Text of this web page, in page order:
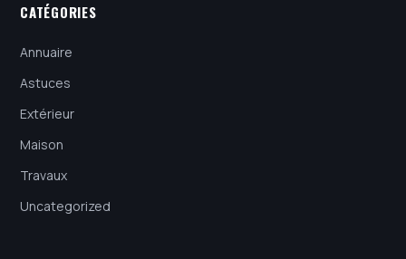
CATÉGORIES
Annuaire
Astuces
Extérieur
Maison
Travaux
Uncategorized